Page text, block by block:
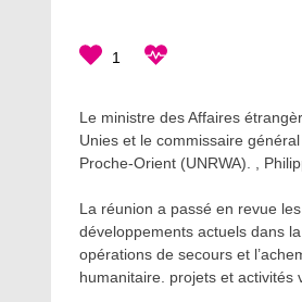
1
Le ministre des Affaires
Unies et le commissaire
Proche-Orient (UNRWA). ,
La réunion a passé en revue
développements actuels dans
opérations de secours et
humanitaire. projets et activités